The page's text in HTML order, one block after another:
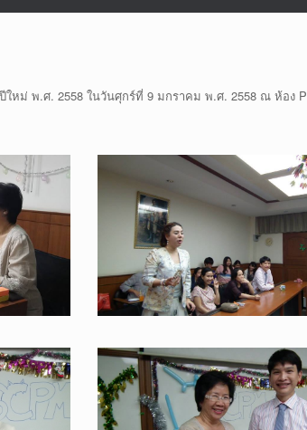
หม่ พ.ศ. 2558 ในวันศุกร์ที่ 9 มกราคม พ.ศ. 2558 ณ ห้อง